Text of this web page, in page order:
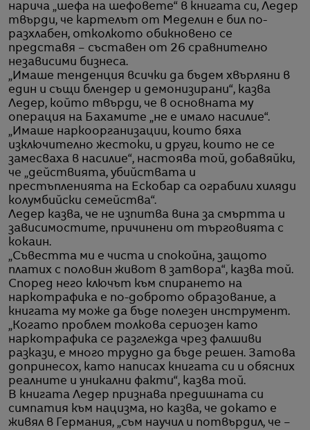
нарича „шефа на шефовете“ в книгата си, Ледер
твърди, че картелът от Меделин е бил по-
разхлабен, отколкото обикновено се
представя – съставен от 26 сравнително
независими бизнеса.
„Имаше тенденция всички да бъдем хвърляни в
един и същи блендер и демонизирани“, казва
Ледер, който твърди, че в основната му
операция на Бахамите „не е имало насилие“.
„Имаше наркоорганизации, които бяха
изключително жестоки, и други, които не се
замесваха в насилие“, настоява той, добавяйки,
че „действията, убийствата и
престъпленията на Ескобар са ограбили хиляди
колумбийски семейства“.
Ледер казва, че не изпитва вина за смъртта и
зависимостите, причинени от търговията с
кокаин.
„Съвестта ми е чиста и спокойна, защото
платих с половин живот в затвора“, казва той.
Според него ключът към спирането на
наркотрафика е по-доброто образование, а
книгата му може да бъде полезен инструмент.
„Когато проблем толкова сериозен като
наркотрафика се разглежда чрез фалшиви
разкази, е много трудно да бъде решен. Затова
допринесох, като написах книгата си и обясних
реалните и уникални факти“, казва той.
В книгата Ледер признава предишната си
симпатия към нацизма, но казва, че докато е
живял в Германия, „съм научил и потвърдил, че –